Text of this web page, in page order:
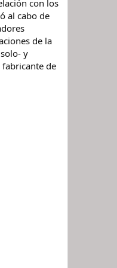
con los
al cabo de
de la
y
fabricante de